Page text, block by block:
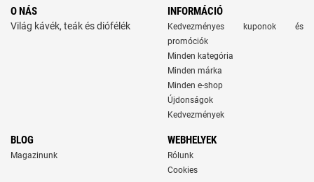
O NÁS
Világ kávék, teák és diófélék
INFORMÁCIÓ
Kedvezményes kuponok és
promóciók
Minden kategória
Minden márka
Minden e-shop
Újdonságok
Kedvezmények
BLOG
Magazinunk
WEBHELYEK
Rólunk
Cookies